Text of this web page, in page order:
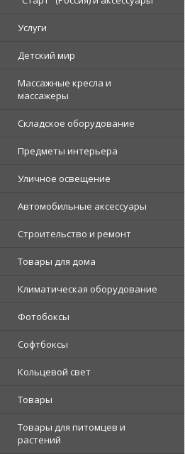
Услуги
Детский мир
Массажные кресла и
массажеры
Складское оборудование
Предметы интерьера
Уличное освещение
Автомобильные аксессуары
Строительство и ремонт
Товары для дома
Климатическая оборудование
Фотобоксы
Софтбоксы
Кольцевой свет
Товары
Товары для питомцев и
растений